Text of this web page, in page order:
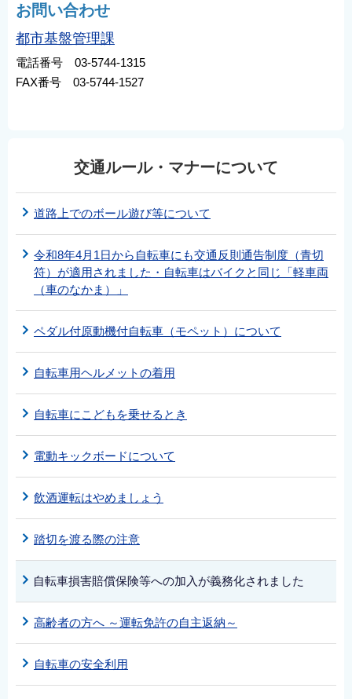
お問い合わせ
都市基盤管理課
電話番号 03-5744-1315
FAX番号 03-5744-1527
交通ルール・マナーについて
道路上でのボール遊び等について
令和8年4月1日から自転車にも交通反則通告制度（青切
符）が適用されました・自転車はバイクと同じ「軽車両
（車のなかま）」
ペダル付原動機付自転車（モペット）について
自転車用ヘルメットの着用
自転車にこどもを乗せるとき
電動キックボードについて
飲酒運転はやめましょう
踏切を渡る際の注意
自転車損害賠償保険等への加入が義務化されました
高齢者の方へ ～運転免許の自主返納～
自転車の安全利用